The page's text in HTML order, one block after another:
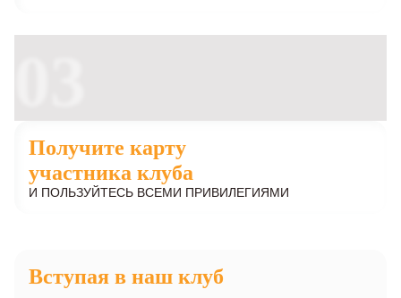
Получите карту
участника клуба
И ПОЛЬЗУЙТЕСЬ ВСЕМИ ПРИВИЛЕГИЯМИ
Вступая в наш клуб